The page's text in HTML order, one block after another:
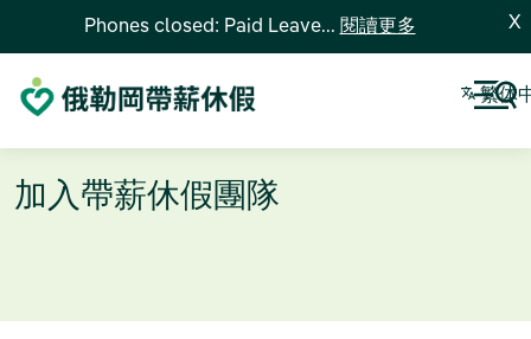
Phones closed: Paid Leave... 閱讀更多 X
繁体
加入帶薪休假團隊